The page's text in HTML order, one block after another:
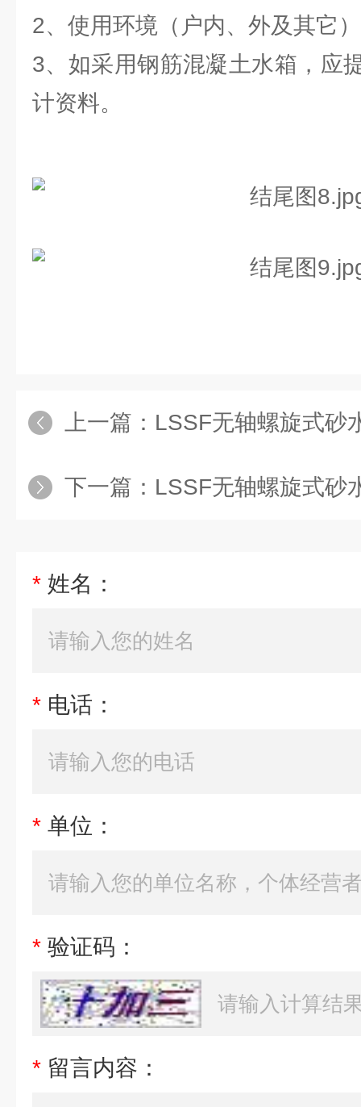
2、使用环境（户内、外及其它
3、如采用钢筋混凝土水箱，应
计资料。
上一篇： LSSF无轴螺旋式砂
下一篇： LSSF无轴螺旋式砂
* 姓名：
* 电话：
* 单位：
* 验证码：
* 留言内容：